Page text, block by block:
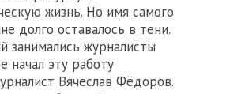
жизнь. Но имя самого
долго оставалось в тени.
занимались журналисты
начал эту работу
Вячеслав Фёдоров.